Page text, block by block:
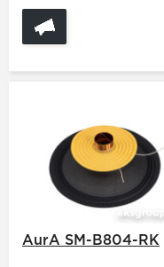
AurA SM-B804-RK